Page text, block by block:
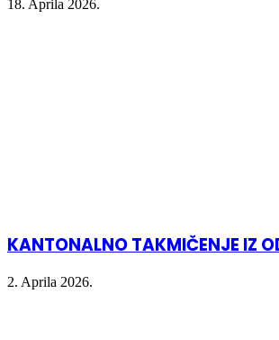
18. Aprila 2026.
KANTONALNO TAKMIČENJE IZ
2. Aprila 2026.